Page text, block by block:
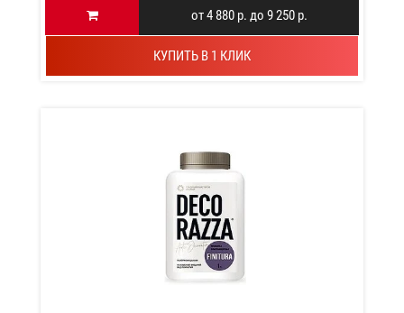
от 4 880 р. до 9 250 р.
КУПИТЬ В 1 КЛИК